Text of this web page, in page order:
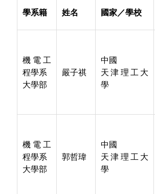
學系籍 姓名 國家／學校
機電工
程學系
大學部
嚴子祺
中國
天津理工大
學
機電工
程學系
大學部
郭哲瑋
中國
天津理工大
學